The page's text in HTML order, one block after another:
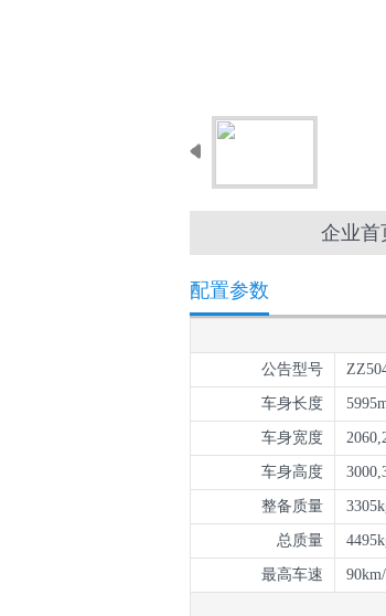
企业首
配置参数
公告型号
车身长度
车身宽度
车身高度
整备质量
总质量
最高车速